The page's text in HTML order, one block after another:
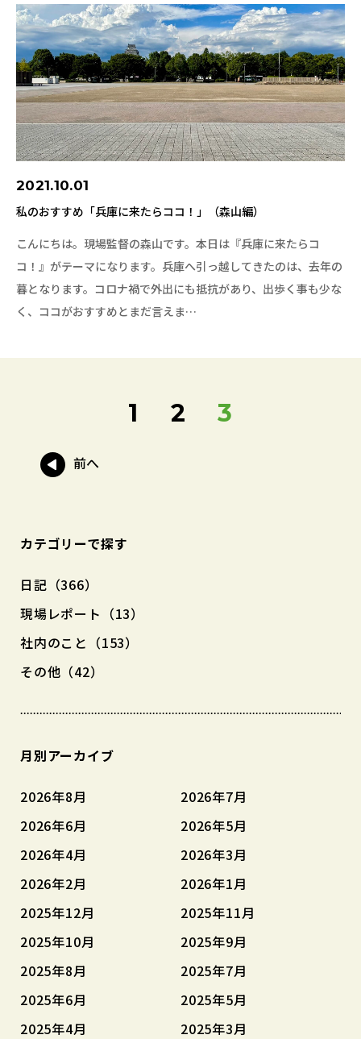
2021.10.01
私のおすすめ「兵庫に来たらココ！」（森山編）
こんにちは。現場監督の森山です。本日は『兵庫に来たらコ
コ！』がテーマになります。兵庫へ引っ越してきたのは、去年の
暮となります。コロナ禍で外出にも抵抗があり、出歩く事も少な
く、ココがおすすめとまだ言えま…
前へ
1 2 3
カテゴリーで探す
日記（366）
現場レポート（13）
社内のこと（153）
その他（42）
月別アーカイブ
2026年8月
2026年7月
2026年6月
2026年5月
2026年4月
2026年3月
2026年2月
2026年1月
2025年12月
2025年11月
2025年10月
2025年9月
2025年8月
2025年7月
2025年6月
2025年5月
2025年4月
2025年3月